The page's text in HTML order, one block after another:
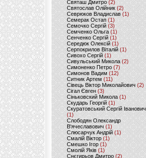
Святаш Дмитро (2)
Святослав Олійник (2)
Севрюков Владислав (1)
Семерак Остап (1)
Семочко Сергій (3)
Семченко Ольга (1)
Сенченко Сергій(1)
Середюк Олексій(1)
Серпокрилов Віталій(1)
Сивохо Сергій(1)
Сивульський Микола(2)
Симоненко Петро(7)
Симонов Вадим (12)
Ситник Артем(11)
Сівець Віктор Миколайович(2)
Сігал Євген (3)
Сіньковский Микола(1)
Скударь Георгій (1)
Скуратовський Сергій Іванович
(1)
Слободян Олександр
В'ячеславович(1)
Слюсарчук Андрій(1)
Смалій Віктор (1)
Смешко Ігор (1)
Смолій Яків (1)
Снєгирьов Дмитро (2)